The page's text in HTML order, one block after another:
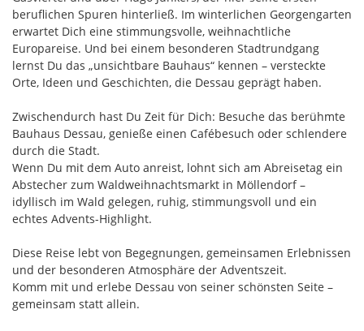
beruflichen Spuren hinterließ. Im winterlichen Georgengarten
erwartet Dich eine stimmungsvolle, weihnachtliche
Europareise. Und bei einem besonderen Stadtrundgang
lernst Du das „unsichtbare Bauhaus“ kennen – versteckte
Orte, Ideen und Geschichten, die Dessau geprägt haben.
Zwischendurch hast Du Zeit für Dich: Besuche das berühmte
Bauhaus Dessau, genieße einen Cafébesuch oder schlendere
durch die Stadt.
Wenn Du mit dem Auto anreist, lohnt sich am Abreisetag ein
Abstecher zum Waldweihnachtsmarkt in Möllendorf –
idyllisch im Wald gelegen, ruhig, stimmungsvoll und ein
echtes Advents-Highlight.
Diese Reise lebt von Begegnungen, gemeinsamen Erlebnissen
und der besonderen Atmosphäre der Adventszeit.
Komm mit und erlebe Dessau von seiner schönsten Seite –
gemeinsam statt allein.